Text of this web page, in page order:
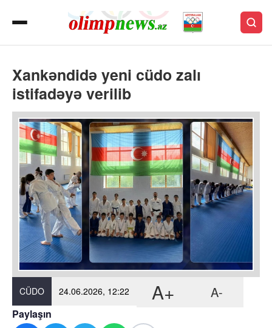
Xankəndidə yeni cüdo zalı
istifadəyə verilib
CÜDO 24.06.2026, 12:22 A+ A-
Paylaşın